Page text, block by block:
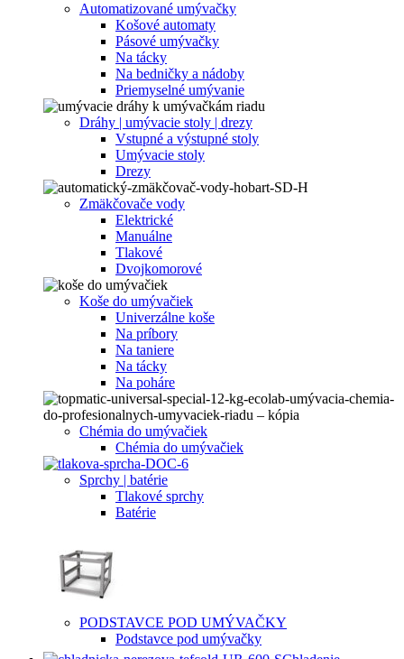
Automatizované umývačky
Košové automaty
Pásové umývačky
Na tácky
Na bedničky a nádoby
Priemyselné umývanie
Dráhy | umývacie stoly | drezy
Vstupné a výstupné stoly
Umývacie stoly
Drezy
Zmäkčovače vody
Elektrické
Manuálne
Tlakové
Dvojkomorové
Koše do umývačiek
Univerzálne koše
Na príbory
Na taniere
Na tácky
Na poháre
Chémia do umývačiek
Chémia do umývačiek
Sprchy | batérie
Tlakové sprchy
Batérie
PODSTAVCE POD UMÝVAČKY
Podstavce pod umývačky